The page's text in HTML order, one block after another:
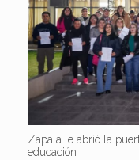
Zapala le abrió la
educación